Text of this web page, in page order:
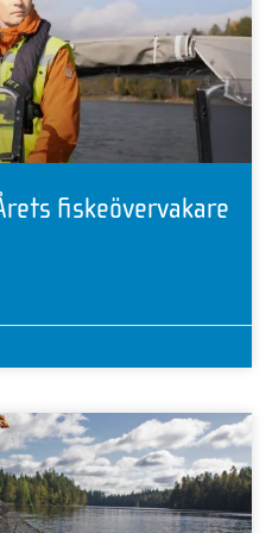
fiskeövervakare